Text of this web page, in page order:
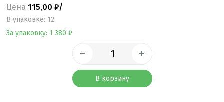
Цена 115,00 ₽/
B упаковке: 12
За упаковку: 1 380 ₽
В корзину